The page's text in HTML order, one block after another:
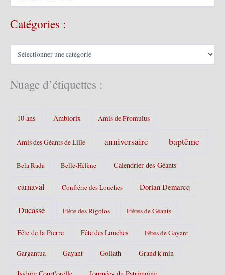
h
s
Catégories :
C
g
Nuage d’étiquettes :
10 ans Ambiorix Amis de Fromulus
Amis des Géants de Lille anniversaire baptême
Bela Rada Belle-Hélène Calendrier des Géants
carnaval Confrérie des Louches Dorian Demarcq
Ducasse Fiète des Rigolos Frères de Géants
Fête de la Pierre Fête des Louches Fêtes de Gayant
Gargantua Gayant Goliath Grand k'min